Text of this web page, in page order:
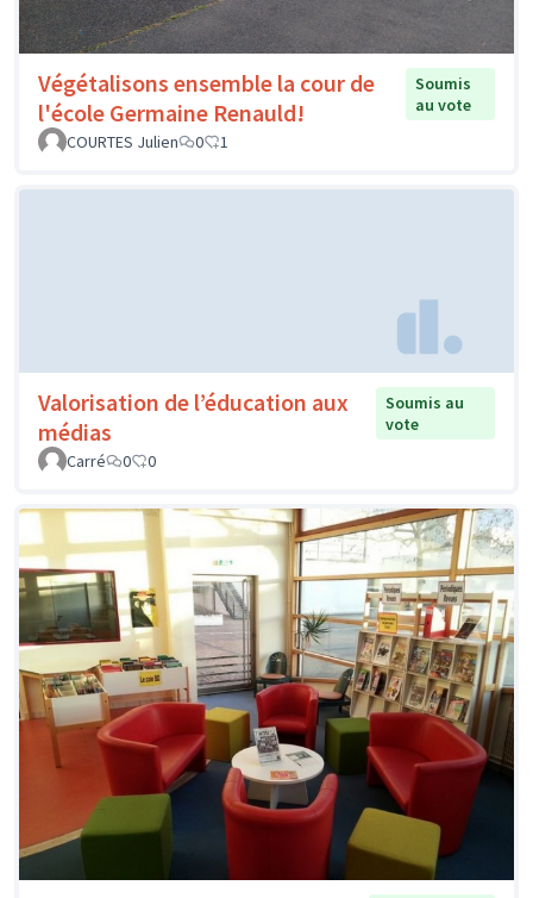
Végétalisons ensemble la cour de
l'école Germaine Renauld!
Soumis
au vote
COURTES Julien
0 1
Valorisation de l’éducation aux
médias
Soumis au
vote
Carré
0 0